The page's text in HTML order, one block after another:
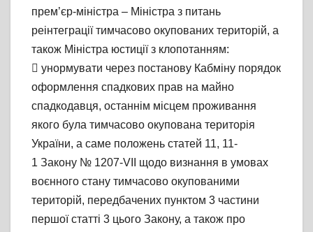
прем’єр-міністра – Міністра з питань
реінтеграції тимчасово окупованих територій, а
також Міністра юстиції з клопотанням:
 унормувати через постанову Кабміну порядок
оформлення спадкових прав на майно
спадкодавця, останнім місцем проживання
якого була тимчасово окупована територія
України, а саме положень статей 11, 11-
1 Закону № 1207-VII щодо визнання в умовах
воєнного стану тимчасово окупованими
територій, передбачених пунктом 3 частини
першої статті 3 цього Закону, а також про